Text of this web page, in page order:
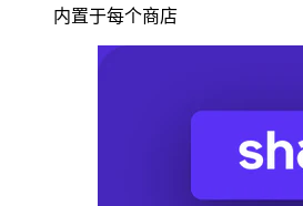
内置于每个商店